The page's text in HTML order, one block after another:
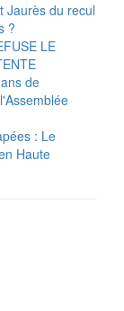
Jaurès du recul
?
LE
de
: Le
Haute